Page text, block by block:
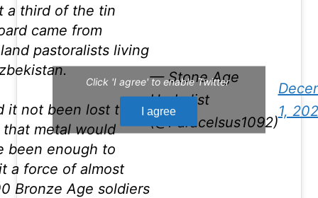
a third of the tin
came from
pastoralists living
it not been lost to
that metal would
been enough to
a force of almost
Bronze Age soldiers
— Stone Age
Herbalist
(@Paracelsus1092)
1,
Click 'I agree' to enable Twitter
I agree